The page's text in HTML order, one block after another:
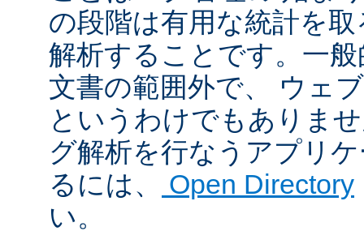
の段階は有用な統計を
解析することです。一
文書の範囲外で、 ウェ
というわけでもありま
グ解析を行なうアプリ
るには、
Open Directory
い。